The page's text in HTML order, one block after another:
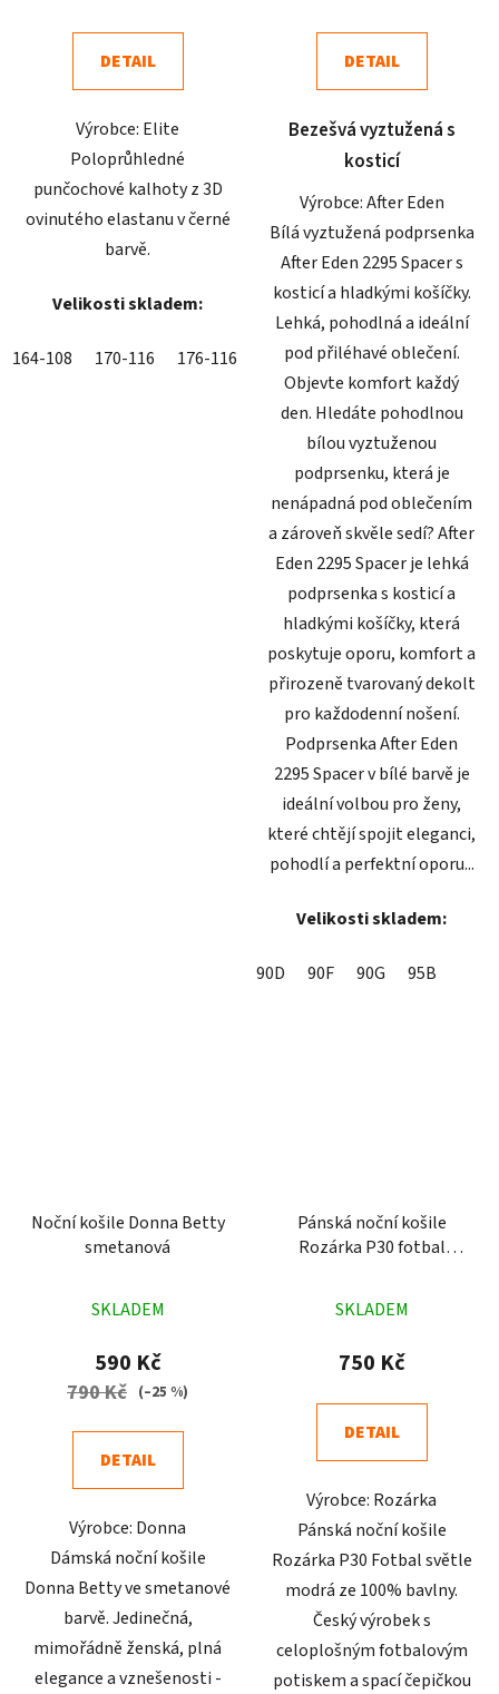
5,0
z
hvězdiček.
DETAIL
Výrobce: Elite
Poloprůhledné
punčochové kalhoty z 3D
ovinutého elastanu v černé
barvě.
Velikosti skladem:
164-108 170-116 176-116 182-116
5,0
z
hvězdiček.
DETAIL
Bezešvá vyztužená s
kosticí
Výrobce: After Eden
Bílá vyztužená podprsenka
After Eden 2295 Spacer s
kosticí a hladkými košíčky.
Lehká, pohodlná a ideální
pod přiléhavé oblečení.
Objevte komfort každý
den. Hledáte pohodlnou
bílou vyztuženou
podprsenku, která je
nenápadná pod oblečením
a zároveň skvěle sedí? After
Eden 2295 Spacer je lehká
podprsenka s kosticí a
hladkými košíčky, která
poskytuje oporu, komfort a
přirozeně tvarovaný dekolt
pro každodenní nošení.
Podprsenka After Eden
2295 Spacer v bílé barvě je
ideální volbou pro ženy,
které chtějí spojit eleganci,
pohodlí a perfektní oporu...
Velikosti skladem:
90D 90F 90G 95B
Noční košile Donna Betty
smetanová
hodnocení
produktu
je
z
5
SKLADEM
590 Kč
790 Kč (–25 %)
DETAIL
Výrobce: Donna
Dámská noční košile
Donna Betty ve smetanové
barvě. Jedinečná,
mimořádně ženská, plná
elegance a vznešenosti -
Pánská noční košile
Rozárka P30 fotbal
hodnocení
produktu
4,8
z
hvězdiček.
SKLADEM
750 Kč
DETAIL
Výrobce: Rozárka
Pánská noční košile
Rozárka P30 Fotbal světle
modrá ze 100% bavlny.
Český výrobek s
celoplošným fotbalovým
potiskem a spací čepičkou